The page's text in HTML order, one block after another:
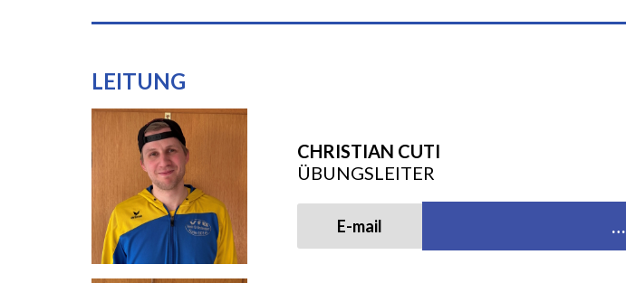
LEITUNG
CHRISTIAN CUTI
ÜBUNGSLEITER
E-mail …